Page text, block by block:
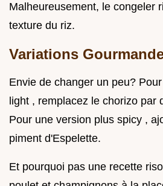
Malheureusement, le congeler
texture du riz.
Variations
Envie de changer un peu?
light , remplacez le chorizo par
Pour une version plus spicy ,
piment d'Espelette.
Et pourquoi pas une recette